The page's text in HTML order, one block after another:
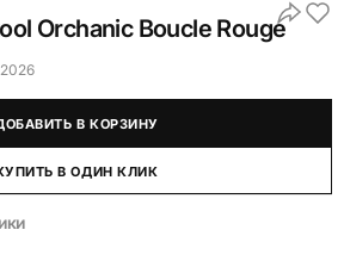
Orchanic Boucle Rouge
В КОРЗИНУ
В ОДИН КЛИК